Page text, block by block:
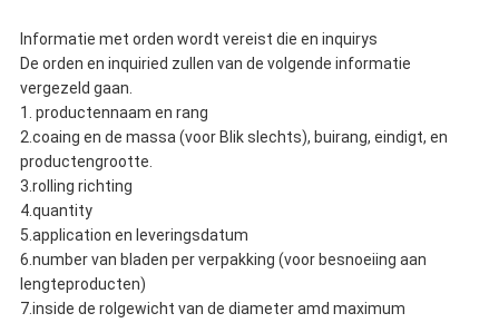
Informatie met orden wordt vereist die en inquirys
De orden en inquiried zullen van de volgende informatie
vergezeld gaan.
1. productennaam en rang
2.coaing en de massa (voor Blik slechts), buirang, eindigt, en
productengrootte.
3.rolling richting
4.quantity
5.application en leveringsdatum
6.number van bladen per verpakking (voor besnoeiing aan
lengteproducten)
7.inside de rolgewicht van de diameter amd maximum